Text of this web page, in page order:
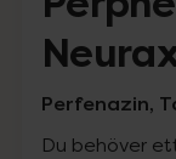
Perfenazin,
Du behöver